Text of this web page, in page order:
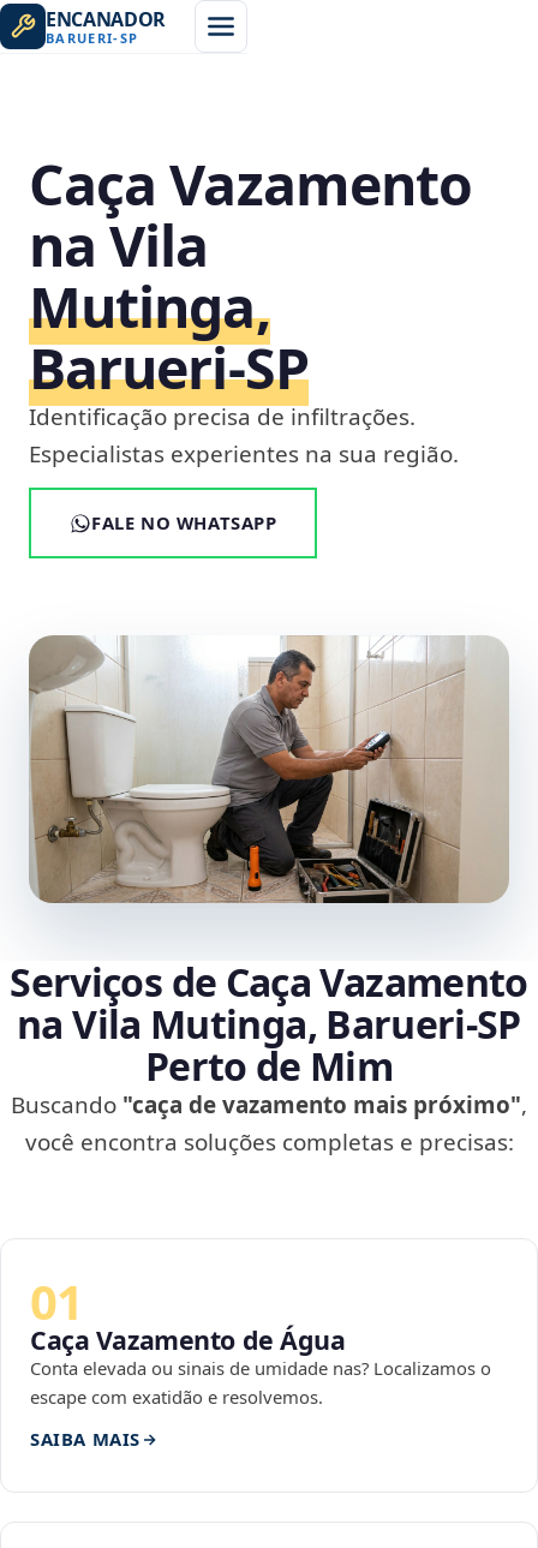
ENCANADOR
BARUERI-SP
Caça Vazamento
na Vila
Mutinga,
Barueri‑SP
Identificação precisa de infiltrações.
Especialistas experientes na sua região.
FALE NO WHATSAPP
Serviços de Caça Vazamento
na Vila Mutinga, Barueri‑SP
Perto de Mim
Buscando "caça de vazamento mais próximo",
você encontra soluções completas e precisas:
01
Caça Vazamento de Água
Conta elevada ou sinais de umidade nas? Localizamos o
escape com exatidão e resolvemos.
SAIBA MAIS